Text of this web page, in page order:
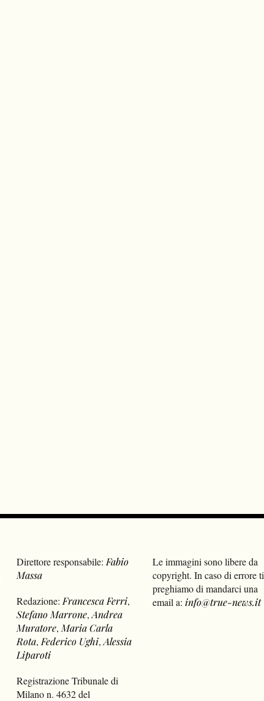
Direttore responsabile: Fabio
Massa
Redazione: Francesca Ferri,
Stefano Marrone,Andrea
Muratore, Maria Carla
Rota, Federico Ughi,Alessia
Liparoti
Registrazione Tribunale di
Milano n. 4632 del
Le immagini sono libere da
copyright. In caso di errore ti
preghiamo di mandarci una
email a: info@true-news.it